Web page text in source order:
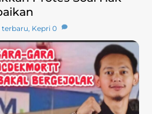
terbaru, Kepri 0